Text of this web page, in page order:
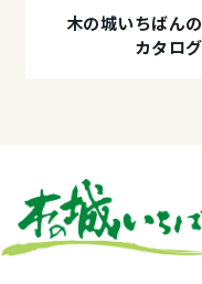
木の城いちばん
カタロ